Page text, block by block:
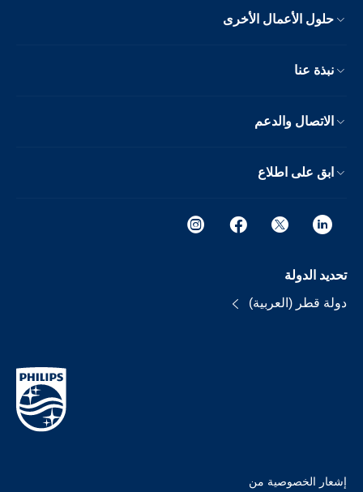
حلول الأعمال الأخرى
نبذة عنا
الاتصال والدعم
ابق على اطلاع
تحديد الدولة
دولة قطر (العربية)
إشعار الخصوصية من